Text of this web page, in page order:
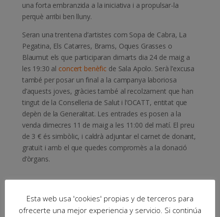
una forta embranzida a la iniciativa i a propulsar-la
perquè arribi ben lluny.
Seran una trentena d’artistes com Sopa de Cabra, La
Pegatina, Els Catarres, Brams, Oques Grasses o
Blaumut els que participaran dimarts dia 24 de maig a
les 19:30 al concert benèfic de Sala Apolo. Serà l’excusa
també per posar un final a la campanya laboriosa
d’aquests joves, gràcies també al recolzament que han
tingut de la Conselleria de Salut i l’OCATT, entitat que
depèn de la Generalitat. Les entrades es posen a la
venda dimecres 11 de maig a les 11:00 del matí. El preu
de 3 € és simbòlic, i caldrà adjuntar el carnet de donant,
gratuït i amb el que quedes compromès a la donació
d’òrgans.
Esta web usa 'cookies' propias y de terceros para
ofrecerte una mejor experiencia y servicio. Si continúa